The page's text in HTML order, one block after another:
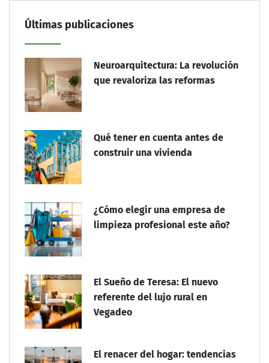
Últimas publicaciones
Neuroarquitectura: La revolución
que revaloriza las reformas
Qué tener en cuenta antes de
construir una vivienda
¿Cómo elegir una empresa de
limpieza profesional este año?
El Sueño de Teresa: El nuevo
referente del lujo rural en
Vegadeo
El renacer del hogar: tendencias